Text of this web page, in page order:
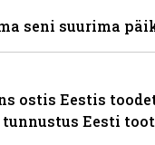
seni suurima
ostis Eestis
tunnustus Eesti